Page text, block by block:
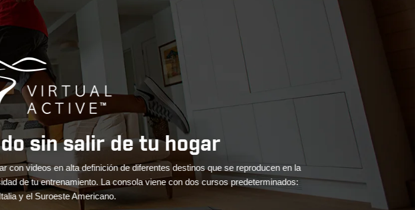
sin salir de tu hogar
videos en alta definición de diferentes destinos que se reproducen en la
tu entrenamiento. La consola viene con dos cursos predeterminados:
y el Suroeste Americano.
Mantén el
puedes utilizar